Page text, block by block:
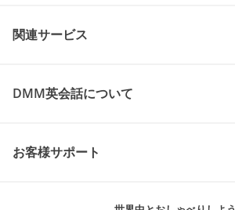
関連サービス
DMM英会話について
お客様サポート